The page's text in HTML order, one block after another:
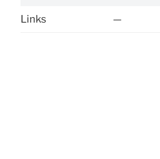
Links —